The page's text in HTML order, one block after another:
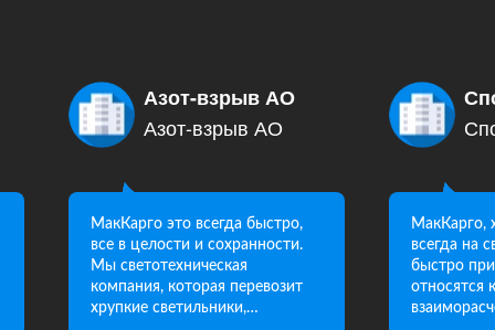
Азот-взрыв АО
Азот-взрыв АО
МакКарго это всегда быстро,
все в целости и сохранности.
Мы светотехническая
компания, которая перевозит
хрупкие светильники,
МакКарго,
всегда на
быстро
относятся